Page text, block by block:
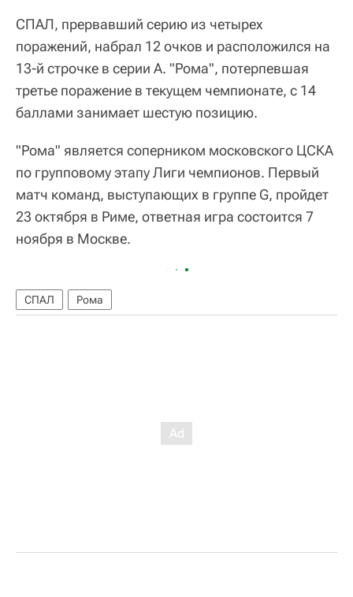
СПАЛ, прервавший серию из четырех
поражений, набрал 12 очков и расположился на
13-й строчке в серии A. "Рома", потерпевшая
третье поражение в текущем чемпионате, с 14
баллами занимает шестую позицию.
"Рома" является соперником московского ЦСКА
по групповому этапу Лиги чемпионов. Первый
матч команд, выступающих в группе G, пройдет
23 октября в Риме, ответная игра состоится 7
ноября в Москве.
СПАЛ Рома